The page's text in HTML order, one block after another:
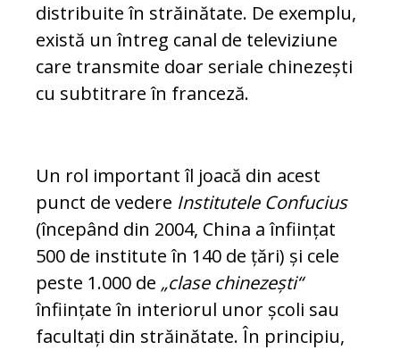
distribuite în străinătate. De exemplu,
există un în­treg canal de televiziune
care transmite doar seriale chinezești
cu subtitrare în franceză.
Un rol important îl joacă din acest
punct de vedere Institutele Confucius
(începând din 2004, China a înființat
500 de ins­ti­tute în 140 de țări) și cele
peste 1.000 de „clase chinezești“
înființate în interiorul unor școli sau
facultați din străinătate. În principiu,